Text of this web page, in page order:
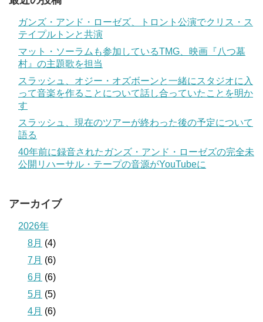
ガンズ・アンド・ローゼズ、トロント公演でクリス・ス
テイプルトンと共演
マット・ソーラムも参加しているTMG、映画『八つ墓
村』の主題歌を担当
スラッシュ、オジー・オズボーンと一緒にスタジオに入
って音楽を作ることについて話し合っていたことを明か
す
スラッシュ、現在のツアーが終わった後の予定について
語る
40年前に録音されたガンズ・アンド・ローゼズの完全未
公開リハーサル・テープの音源がYouTubeに
アーカイブ
2026年
8月 (4)
7月 (6)
6月 (6)
5月 (5)
4月 (6)